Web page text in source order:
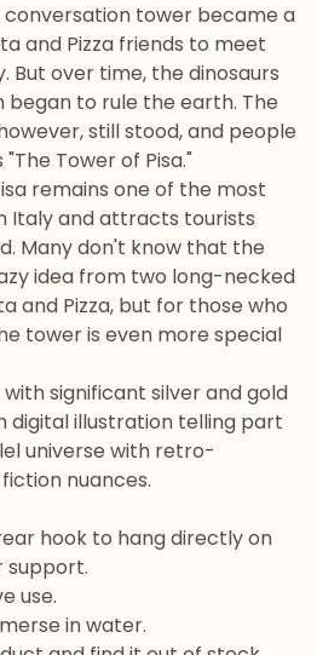
conversation tower became a
and Pizza friends to meet
over time, the dinosaurs
began to rule the earth. The
still stood, and people
Tower of Pisa."
remains one of the most
Italy and attracts tourists
Many don't know that the
idea from two long-necked
and Pizza, but for those who
tower is even more special
significant silver and gold
digital illustration telling part
universe with retro-
nuances.
hook to hang directly on
support.
use.
in water.